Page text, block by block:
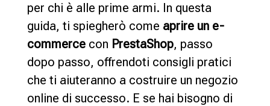
per chi è alle prime armi. In questa
guida, ti spiegherò come aprire un e-
commercecon PrestaShop, passo
dopo passo, offrendoti consigli pratici
che ti aiuteranno a costruire un negozio
online di successo. E se hai bisogno di